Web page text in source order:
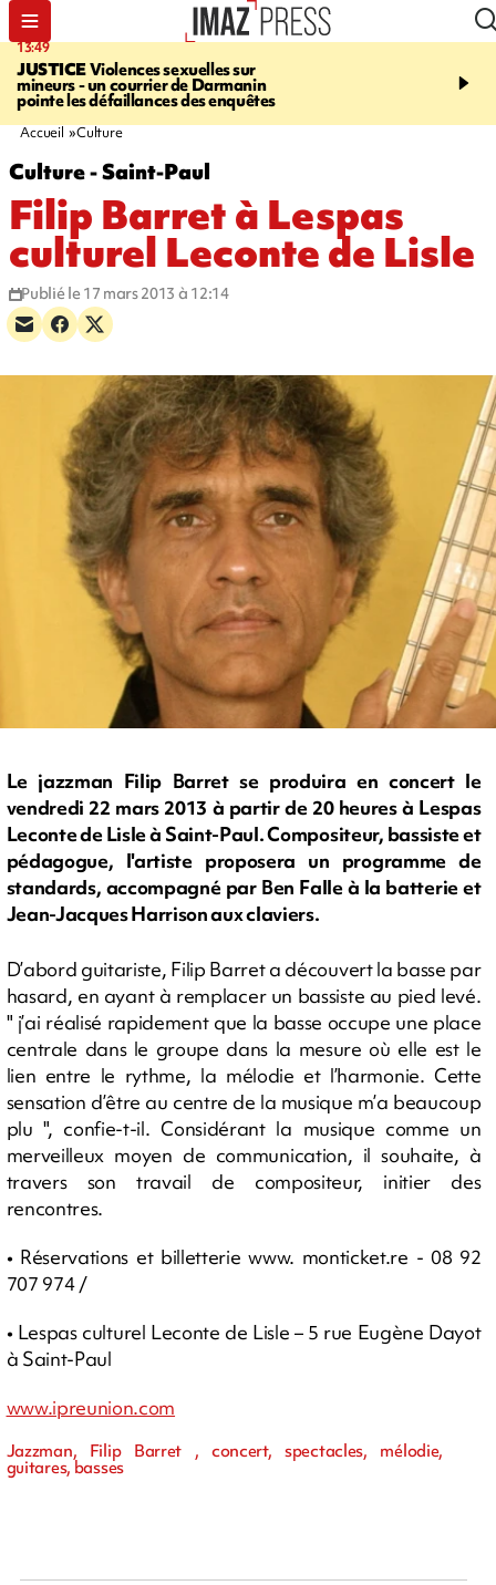
13:49
JUSTICEViolences sexuelles sur
mineurs - un courrier de Darmanin
pointe les défaillances des enquêtes
17:59
Corniche - la route du
Accueil Culture
Culture - Saint-Paul
Filip Barret à Lespas
culturel Leconte de Lisle
Publié le 17 mars 2013 à 12:14
Le jazzman Filip Barret se produira en concert le
vendredi 22 mars 2013 à partir de 20 heures à Lespas
Leconte de Lisle à Saint-Paul. Compositeur, bassiste et
pédagogue, l'artiste proposera un programme de
standards, accompagné par Ben Falle à la batterie et
Jean-Jacques Harrison aux claviers.
D’abord guitariste, Filip Barret a découvert la basse par
hasard, en ayant à remplacer un bassiste au pied levé.
" j’ai réalisé rapidement que la basse occupe une place
centrale dans le groupe dans la mesure où elle est le
lien entre le rythme, la mélodie et l’harmonie. Cette
sensation d’être au centre de la musique m’a beaucoup
plu ", confie-t-il. Considérant la musique comme un
merveilleux moyen de communication, il souhaite, à
travers son travail de compositeur, initier des
rencontres.
• Réservations et billetterie www. monticket.re - 08 92
707 974 /
• Lespas culturel Leconte de Lisle – 5 rue Eugène Dayot
à Saint-Paul
www.ipreunion.com
Jazzman, Filip Barret , concert, spectacles, mélodie,
guitares, basses